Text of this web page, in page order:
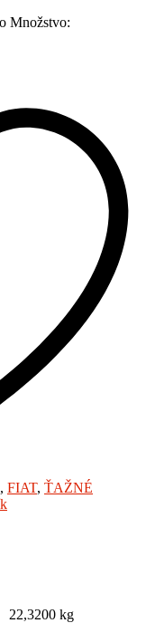
Množstvo:
, FIAT, ŤAŽNÉ
22,3200 kg